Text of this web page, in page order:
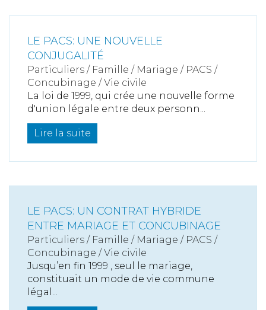
LE PACS: UNE NOUVELLE
CONJUGALITÉ
Particuliers / Famille / Mariage / PACS /
Concubinage / Vie civile
La loi de 1999, qui crée une nouvelle forme
d'union légale entre deux personn...
Lire la suite
LE PACS: UN CONTRAT HYBRIDE
ENTRE MARIAGE ET CONCUBINAGE
Particuliers / Famille / Mariage / PACS /
Concubinage / Vie civile
Jusqu’en fin 1999 , seul le mariage,
constituait un mode de vie commune
légal...